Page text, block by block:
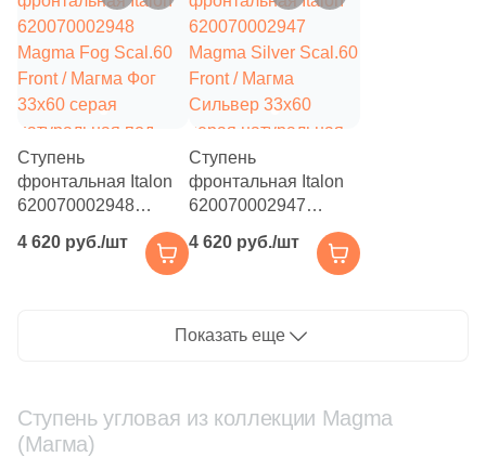
структурированная
под камень
под камень
Ступень
фронтальная Italon
620070002948
Magma Fog Scal.60
Front / Магма Фог
4 620 руб./шт
Ступень
фронтальная Italon
620070002947
Magma Silver Scal.60
Front / Магма
4 620 руб./шт
Показать еще
Ступень угловая из коллекции Magma
(Магма)